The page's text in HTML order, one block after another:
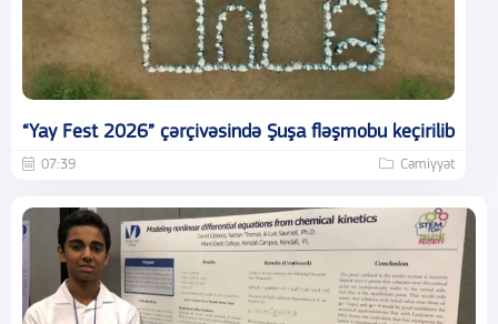
“Yay Fest 2026” çərçivəsində Şuşa fləşmobu keçirilib
07:39 Cəmiyyət